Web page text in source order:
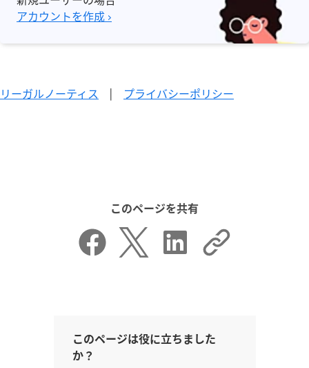
アカウントを作成 ›
リーガルノーティス | プライバシーポリシー
このページを共有
このページは役に立ちました
か？